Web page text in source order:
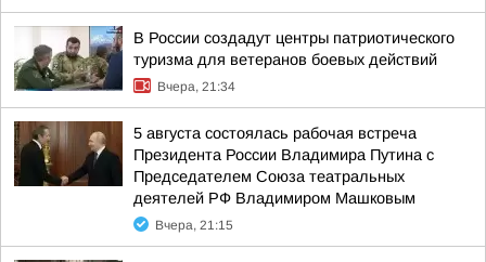
В России создадут центры патриотического
туризма для ветеранов боевых действий
Вчера, 21:34
5 августа состоялась рабочая встреча
Президента России Владимира Путина с
Председателем Союза театральных
деятелей РФ Владимиром Машковым
Вчера, 21:15